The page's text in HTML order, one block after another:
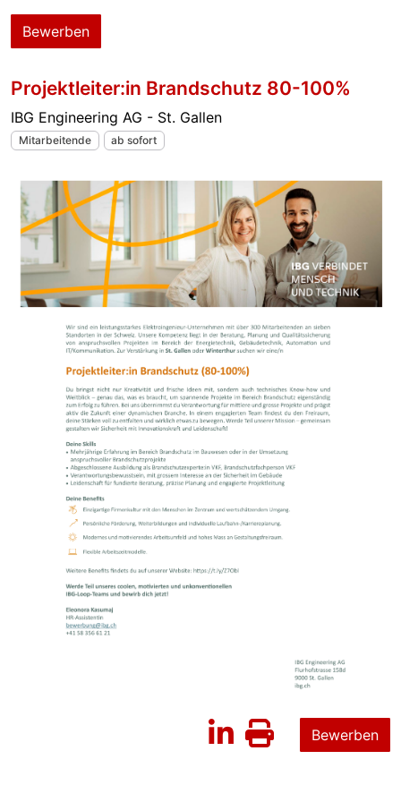
Bewerben
Projektleiter:in Brandschutz 80-100%
IBG Engineering AG - St. Gallen
Mitarbeitende ab sofort
Bewerben